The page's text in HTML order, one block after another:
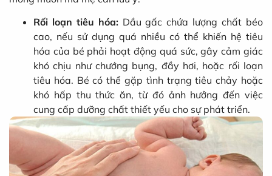
Rối loạn tiêu hóa:Dầu gấc chứa lượng chất béo
cao, nếu sử dụng quá nhiều có thể khiến hệ tiêu
hóa của bé phải hoạt động quá sức, gây cảm giác
khó chịu như chướng bụng, đầy hơi, hoặc rối loạn
tiêu hóa. Bé có thể gặp tình trạng tiêu chảy hoặc
khó hấp thu thức ăn, từ đó ảnh hưởng đến việc
cung cấp dưỡng chất thiết yếu cho sự phát triển.